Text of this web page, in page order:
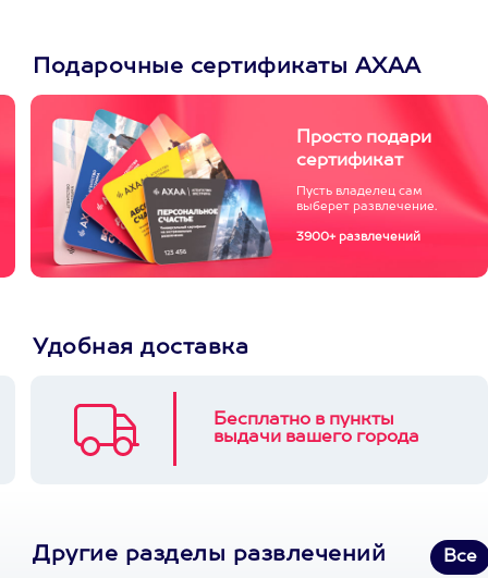
Подарочные сертификаты АХАА
Просто подари
сертификат
Пусть владелец сам
выберет развлечение.
3900+ развлечений
Удобная доставка
Бесплатно в пункты
выдачи вашего города
Другие разделы развлечений Все